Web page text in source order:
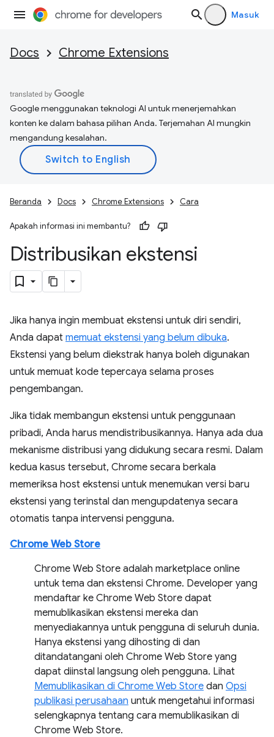
Masuk
Docs Chrome Extensions
Google menggunakan teknologi AI untuk menerjemahkan
konten ke dalam bahasa pilihan Anda. Terjemahan AI mungkin
mengandung kesalahan.
Beranda Docs Chrome Extensions Cara
Apakah informasi ini membantu?
Distribusikan ekstensi
Jika hanya ingin membuat ekstensi untuk diri sendiri,
Anda dapat memuat ekstensi yang belum dibuka.
Ekstensi yang belum diekstrak hanya boleh digunakan
untuk memuat kode tepercaya selama proses
pengembangan.
Jika tidak membangun ekstensi untuk penggunaan
pribadi, Anda harus mendistribusikannya. Hanya ada dua
mekanisme distribusi yang didukung secara resmi. Dalam
kedua kasus tersebut, Chrome secara berkala
memeriksa host ekstensi untuk menemukan versi baru
ekstensi yang terinstal dan mengupdatenya secara
otomatis tanpa intervensi pengguna.
Chrome Web Store
Chrome Web Store adalah marketplace online
untuk tema dan ekstensi Chrome. Developer yang
mendaftar ke Chrome Web Store dapat
memublikasikan ekstensi mereka dan
menyediakannya untuk pengguna di seluruh dunia.
Hanya ekstensi yang dihosting di dan
ditandatangani oleh Chrome Web Store yang
dapat diinstal langsung oleh pengguna. Lihat
Memublikasikan di Chrome Web Store dan Opsi
publikasi perusahaan untuk mengetahui informasi
selengkapnya tentang cara memublikasikan di
Chrome Web Store.